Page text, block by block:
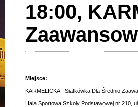
18:00,
Miejsce:
KARMELICKA - Siatkówka Dla Średnio
Hala Sportowa Szkoły Podstawowej nr 210,